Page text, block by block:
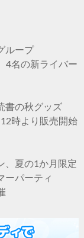
ループ
4名の新ライバー
書の秋グッズ
時より販売開始
、夏の1か月限定
ーパーティ